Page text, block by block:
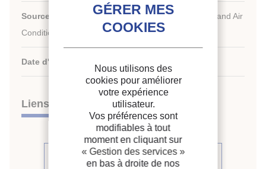
Source :
Arab-African Conference for Refrigeration and Air
Conditioning.
Date d'édition :
Liens
Voir d'autres communications du
Nous utilisons des
cookies pour améliorer
votre expérience
utilisateur.
Vos préférences sont
modifiables à tout
moment en cliquant sur
« Gestion des services »
en bas à droite de nos